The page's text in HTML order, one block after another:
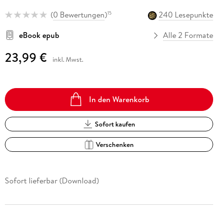
(0 Bewertungen)15
240 Lesepunkte
eBook epub
Alle 2 Formate
23,99 € inkl. Mwst.
In den Warenkorb
Sofort kaufen
Verschenken
Sofort lieferbar (Download)